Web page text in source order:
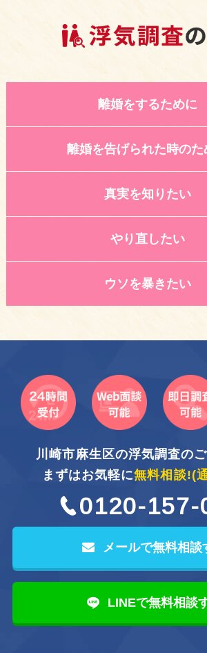
離婚をするために
離婚を告げられた時のた
真実を知りたい
やり直したい
ウソを暴きたい
川崎市麻生区の浮気調査のご
まずはお気軽に無料相談!(
0120-157-
メールで無料相談
LINEで無料相談